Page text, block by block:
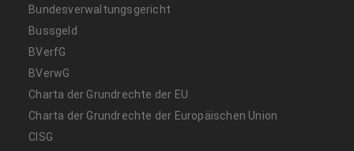
Bundesverwaltungsgericht
Bussgeld
BVerfG
BVerwG
Charta der Grundrechte der EU
Charta der Grundrechte der Europäischen Union
CISG